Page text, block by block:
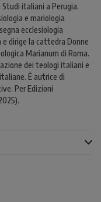
italiani a Perugia.
e mariologia
ecclesiologia
e dirige la cattedra Donne
Marianum di Roma.
dei teologi italiani e
È autrice di
Per Edizioni